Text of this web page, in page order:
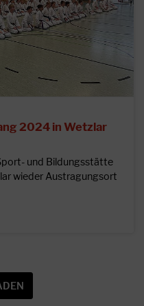
2024 in Wetzlar
und Bildungsstätte
wieder Austragungsort